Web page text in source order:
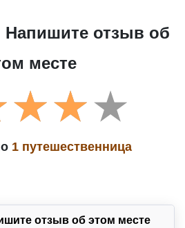
отзыв об
месте
1 путешественница
отзыв об этом месте